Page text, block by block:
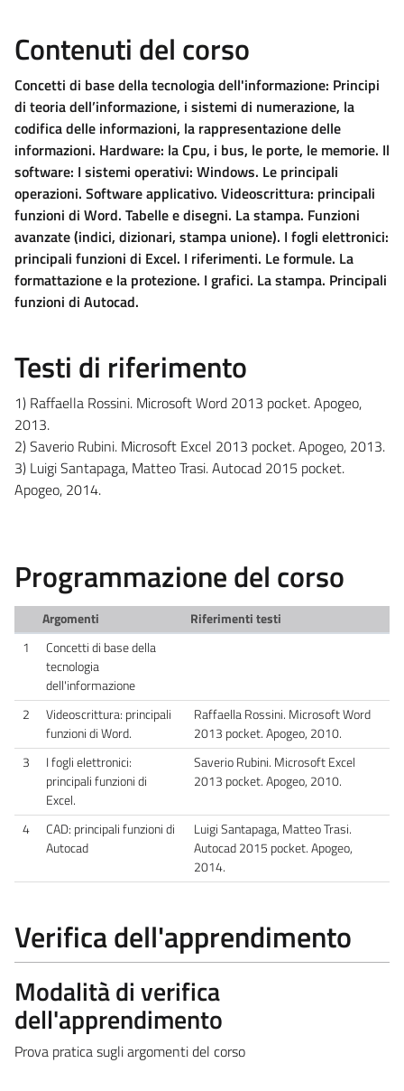
Contenuti del corso
Concetti di base della tecnologia dell'informazione: Principi
di teoria dell’informazione, i sistemi di numerazione, la
codifica delle informazioni, la rappresentazione delle
informazioni. Hardware: la Cpu, i bus, le porte, le memorie. Il
software: I sistemi operativi: Windows. Le principali
operazioni. Software applicativo. Videoscrittura: principali
funzioni di Word. Tabelle e disegni. La stampa. Funzioni
avanzate (indici, dizionari, stampa unione). I fogli elettronici:
principali funzioni di Excel. I riferimenti. Le formule. La
formattazione e la protezione. I grafici. La stampa. Principali
funzioni di Autocad.
Testi di riferimento
1) Raffaella Rossini. Microsoft Word 2013 pocket. Apogeo,
2013.
2) Saverio Rubini. Microsoft Excel 2013 pocket. Apogeo, 2013.
3) Luigi Santapaga, Matteo Trasi. Autocad 2015 pocket.
Apogeo, 2014.
Programmazione del corso
Argomenti
Riferimenti testi
1
Concetti di base della
tecnologia
dell'informazione
2
Videoscrittura: principali
funzioni di Word.
Raffaella Rossini. Microsoft Word
2013 pocket. Apogeo, 2010.
3
I fogli elettronici:
principali funzioni di
Excel.
Saverio Rubini. Microsoft Excel
2013 pocket. Apogeo, 2010.
4
CAD: principali funzioni di
Autocad
Luigi Santapaga, Matteo Trasi.
Autocad 2015 pocket. Apogeo,
2014.
Verifica dell'apprendimento
Modalità di verifica
dell'apprendimento
Prova pratica sugli argomenti del corso